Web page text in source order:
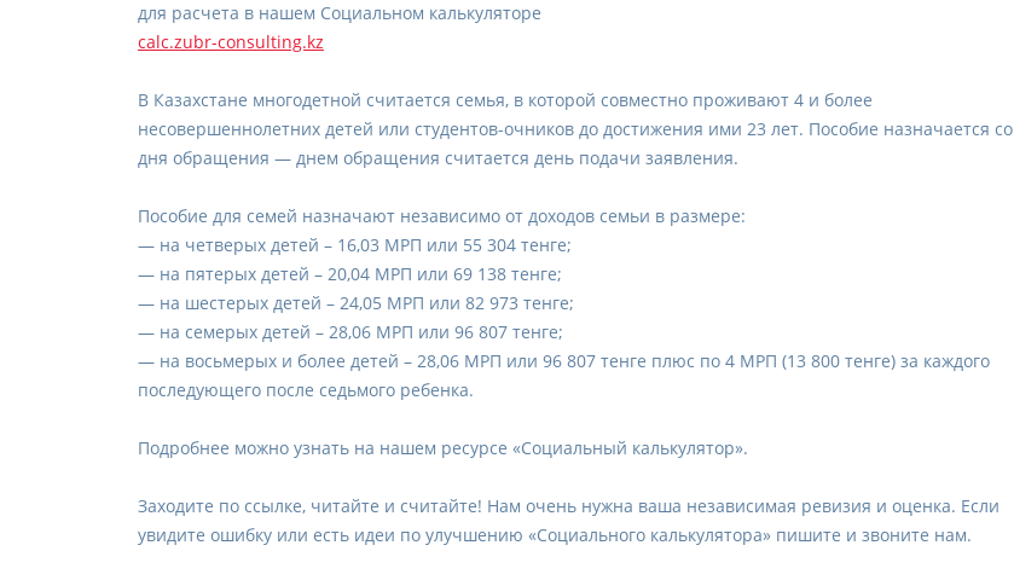
для расчета в нашем Социальном калькуляторе
calc.zubr-consulting.kz
В Казахстане многодетной считается семья, в которой совместно проживают 4 и более
несовершеннолетних детей или студентов-очников до достижения ими 23 лет. Пособие назначается со
дня обращения — днем обращения считается день подачи заявления.
Пособие для семей назначают независимо от доходов семьи в размере:
— на четверых детей – 16,03 МРП или 55 304 тенге;
— на пятерых детей – 20,04 МРП или 69 138 тенге;
— на шестерых детей – 24,05 МРП или 82 973 тенге;
— на семерых детей – 28,06 МРП или 96 807 тенге;
— на восьмерых и более детей – 28,06 МРП или 96 807 тенге плюс по 4 МРП (13 800 тенге) за каждого
последующего после седьмого ребенка.
Подробнее можно узнать на нашем ресурсе «Социальный калькулятор».
Заходите по ссылке, читайте и считайте! Нам очень нужна ваша независимая ревизия и оценка. Если
увидите ошибку или есть идеи по улучшению «Социального калькулятора» пишите и звоните нам.